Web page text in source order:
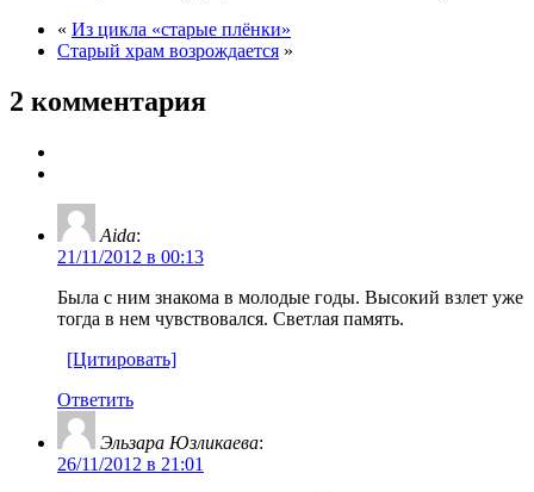
« Из цикла «старые плёнки»
Старый храм возрождается »
2 комментария
Aida:
21/11/2012 в 00:13
Была с ним знакома в молодые годы. Высокий взлет уже
тогда в нем чувствовался. Светлая память.
[Цитировать]
Ответить
Эльзара Юзликаева:
26/11/2012 в 21:01